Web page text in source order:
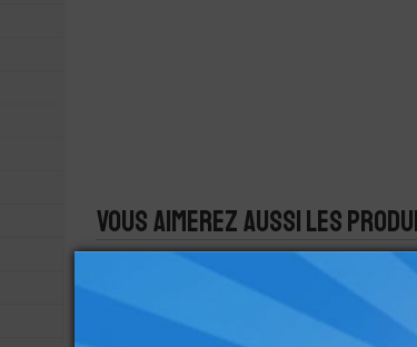
Vous aimerez aussi les